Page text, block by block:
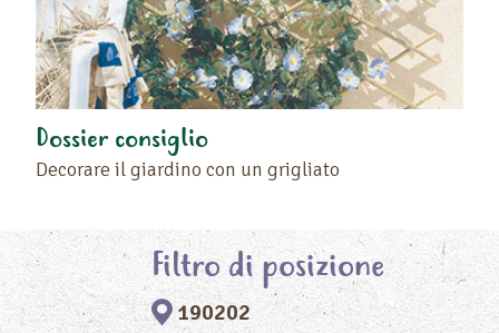
Dossier consiglio
Decorare il giardino con un grigliato
Filtro di posizione
190202